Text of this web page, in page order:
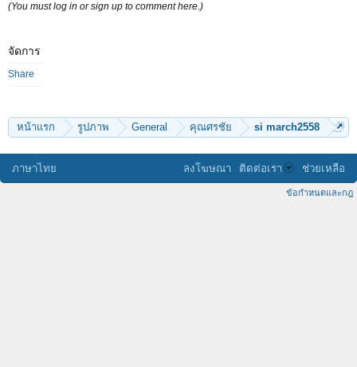
(You must log in or sign up to comment here.)
จัดการ
Share
หน้าแรก รูปภาพ General คุณศรชัย si march2558
ภาษาไทย ลงโฆษณา ติดต่อเรา ช่วยเหลือ
ข้อกำหนดและกฎ